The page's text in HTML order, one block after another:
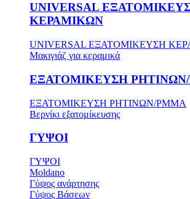
UNIVERSAL
ΚΕΡΑΜΙΚΩΝ
UNIVERSAL ΕΞΑΤΟΜΙΚΕΥΣΗ
Μακιγιάζ για κεραμικά
ΕΞΑΤΟΜΙΚΕΥΣΗ ΡΗΤΙΝΩΝ/
ΕΞΑΤΟΜΙΚΕΥΣΗ ΡΗΤΙΝΩΝ/PMMA
Βερνίκι εξατομίκευσης
ΓΥΨΟΙ
ΓΥΨΟΙ
Moldano
Γύψος ανάρτησης
Γύψος Βάσεων